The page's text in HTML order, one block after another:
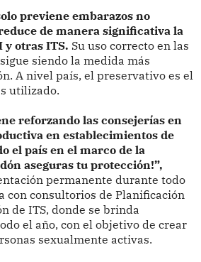
previene embarazos no
de manera significativa la
otras ITS. Su uso correcto en las
siendo la medida más
A nivel país, el preservativo es el
utilizado.
reforzando las consejerías en
en establecimientos de
el país en el marco de la
aseguras tu protección!”,
permanente durante todo
con consultorios de Planificación
de ITS, donde se brinda
el año, con el objetivo de crear
sexualmente activas.